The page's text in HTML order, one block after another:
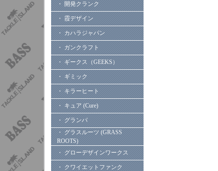
・ 開発クランク
・ 霞デザイン
・ カハラジャパン
・ ガンクラフト
・ ギークス（GEEKS）
・ ギミック
・ キラーヒート
・ キュア (Cure)
・ グランパ
・ グラスルーツ (GRASS
ROOTS)
・ グローデザインワークス
・ クワイエットファンク